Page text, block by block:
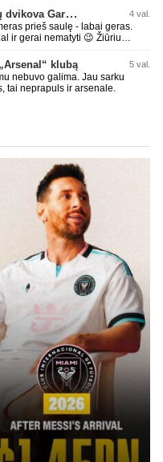
Turo anonsas: tiesioginių konkurentų dvikova Gargžduose 4 val.
prieš saulę - labai geras.
ir gerai nematyti 😉 Žiūriu
Tadui (slapyvardžiu „apie
transliacijų dvasią 😀
klubą 5 val.
nebuvo galima. Jau sarku
tai neprapuls ir arsenale.